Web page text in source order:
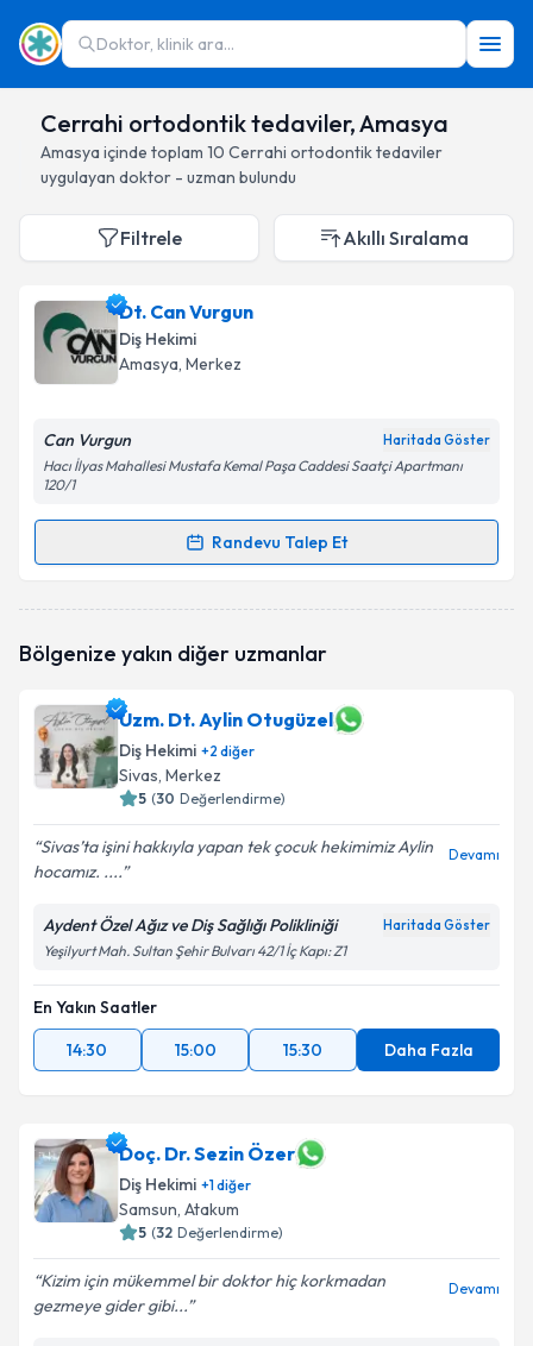
Doktor, klinik ara...
Cerrahi ortodontik tedaviler, Amasya
Amasya içinde toplam 10 Cerrahi ortodontik tedaviler
uygulayan doktor - uzman bulundu
Filtrele Akıllı Sıralama
Dt. Can Vurgun
Diş Hekimi
Amasya, Merkez
Can Vurgun Haritada Göster
Hacı İlyas Mahallesi Mustafa Kemal Paşa Caddesi Saatçi Apartmanı
120/1
Randevu Talep Et
Randevu Takvimi Talebi
Size bu uzmandan randevu almanız için bir takvim
E-posta Adresiniz
Kişisel verilerimin işlenmesine ilişkinAydınlatma
Metni
Takvim Talebini Gönder
Bölgenize yakın diğer uzmanlar
Uzm. Dt. Aylin Otugüzel
Diş Hekimi +2 diğer
Sivas, Merkez
5 (30 Değerlendirme)
Sivas’ta işini hakkıyla yapan tek çocuk hekimimiz Aylin
hocamız. ....
Devamı
Aydent Özel Ağız ve Diş Sağlığı Polikliniği Haritada Göster
Yeşilyurt Mah. Sultan Şehir Bulvarı 42/1 İç Kapı: Z1
En Yakın Saatler
14:30
15:00 15:30 Daha Fazla
Doç. Dr. Sezin Özer
Diş Hekimi +1diğer
Samsun, Atakum
5 (32 Değerlendirme)
Kizim için mükemmel bir doktor hiç korkmadan
gezmeye gider gibi...
Devamı